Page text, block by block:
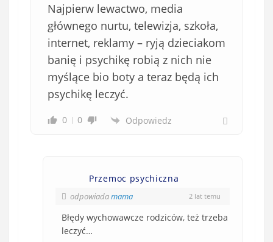
Najpierw lewactwo, media
głównego nurtu, telewizja, szkoła,
internet, reklamy – ryją dzieciakom
banię i psychikę robią z nich nie
myślące bio boty a teraz będą ich
psychikę leczyć.
0 0 Odpowiedz
Przemoc psychiczna
odpowiadamama 2 lat temu
Błędy wychowawcze rodziców, też trzeba
leczyć…